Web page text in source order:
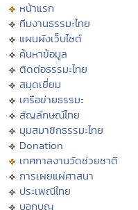
หน้าแรก
ทีมงานธรรมะไทย
แผนผังเว็บไซต์
ค้นหาข้อมูล
ติดต่อธรรมะไทย
สมุดเยี่ยม
เครือข่ายธรรมะ
สัญลักษณ์ไทย
มุมสมาชิกธรรมะไทย
Donation
เทศกาลงานวัดช่วยชาติ
การเผยแผ่ศาสนา
ประเพณีไทย
บอกบุญ